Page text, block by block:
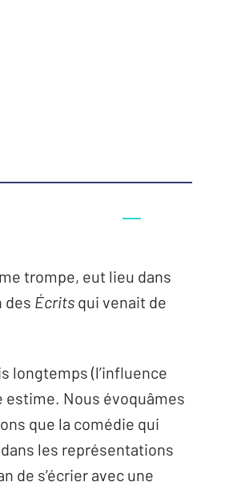
trompe, eut lieu dans
des Écritsqui venait de
longtemps (l’influence
estime. Nous évoquâmes
que la comédie qui
les représentations
de s’écrier avec une